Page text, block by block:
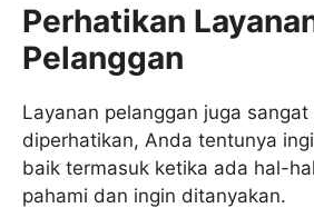
Perhatikan
Pelanggan
Layanan pelanggan juga
diperhatikan, Anda tentunya
baik termasuk ketika ada hal-
pahami dan ingin ditanyakan.